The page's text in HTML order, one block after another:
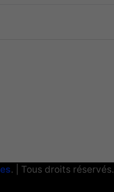
. | Tous droits réservés.